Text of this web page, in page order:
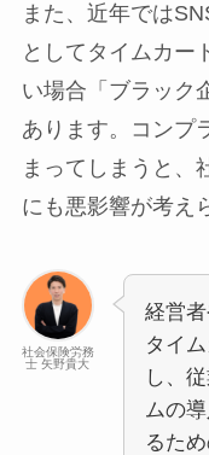
また、近年では
としてタイムカー
い場合「ブラック
あります。コンプ
まってしまうと、
にも悪影響が考え
社会保険労務
士 矢野貴大
経営
タイ
し、
ムの
るた